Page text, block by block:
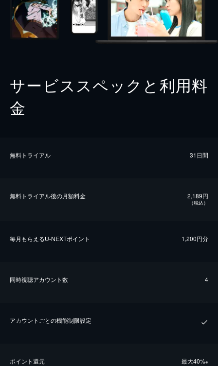
サービススペックと利用料
金
無料トライアル 31日間
無料トライアル後の⽉額料金 2,189円
（税込）
毎⽉もらえるU-NEXTポイント 1,200円分
同時視聴アカウント数 4
アカウントごとの機能制限設定
ポイント還元 最⼤40%※